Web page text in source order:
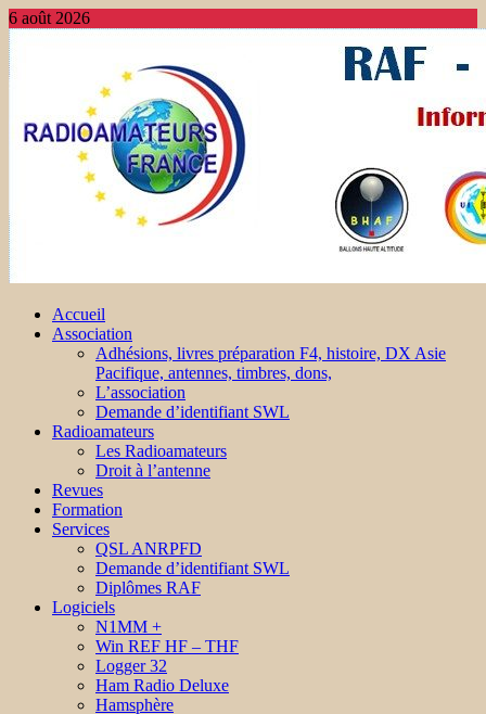
6 août 2026
Accueil
Association
Adhésions, livres préparation F4, histoire, DX Asie
Pacifique, antennes, timbres, dons,
L’association
Demande d’identifiant SWL
Radioamateurs
Les Radioamateurs
Droit à l’antenne
Revues
Formation
Services
QSL ANRPFD
Demande d’identifiant SWL
Diplômes RAF
Logiciels
N1MM +
Win REF HF – THF
Logger 32
Ham Radio Deluxe
Hamsphère